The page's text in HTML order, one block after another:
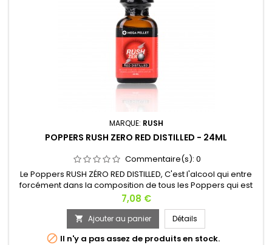
MARQUE: RUSH
POPPERS RUSH ZERO RED DISTILLED - 24ML
Commentaire(s): 0
Le Poppers RUSH ZÉRO RED DISTILLED, C'est l'alcool qui entre
forcément dans la composition de tous les Poppers qui est
pur à presque 100% dans le Poppers RUSH ZÉRO RED DISTILLED.
La formule, composée à 70% de Propyl et 30% de d'Amyl est
renforcé par l'évaporation intense de l'alcool pur. Le méga
pellet sert à fixer autour de lui les dernières impuretés...
Prix
7,08 €
 Ajouter au panier Détails
 Il n'y a pas assez de produits en stock.